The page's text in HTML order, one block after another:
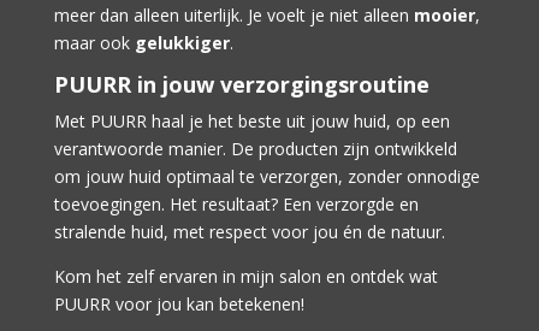
meer dan alleen uiterlijk. Je voelt je niet alleen mooier,
maar ook gelukkiger.
PUURR in jouw verzorgingsroutine
Met PUURR haal je het beste uit jouw huid, op een
verantwoorde manier. De producten zijn ontwikkeld
om jouw huid optimaal te verzorgen, zonder onnodige
toevoegingen. Het resultaat? Een verzorgde en
stralende huid, met respect voor jou én de natuur.
Kom het zelf ervaren in mijn salon en ontdek wat
PUURR voor jou kan betekenen!